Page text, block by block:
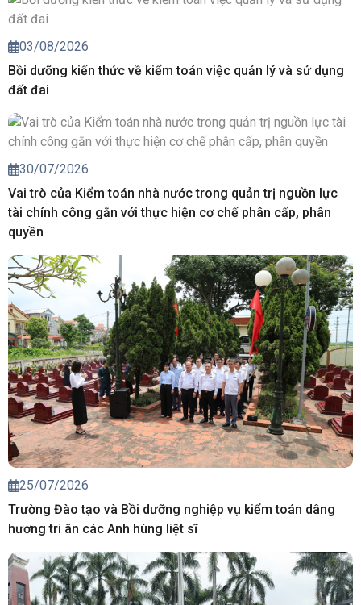
03/08/2026
Bồi dưỡng kiến thức về kiểm toán việc quản lý và sử dụng
đất đai
30/07/2026
Vai trò của Kiểm toán nhà nước trong quản trị nguồn lực
tài chính công gắn với thực hiện cơ chế phân cấp, phân
quyền
25/07/2026
Trường Đào tạo và Bồi dưỡng nghiệp vụ kiểm toán dâng
hương tri ân các Anh hùng liệt sĩ